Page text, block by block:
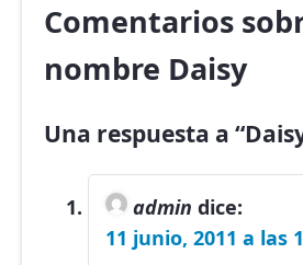
Comentarios
nombre Daisy
Una respuesta a
admin dice:
11 junio, 2011 a las